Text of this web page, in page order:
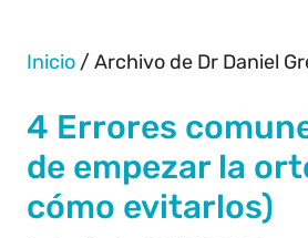
Inicio /Archivo de Dr Daniel
4 Errores
de empezar la
cómo evitarlos)